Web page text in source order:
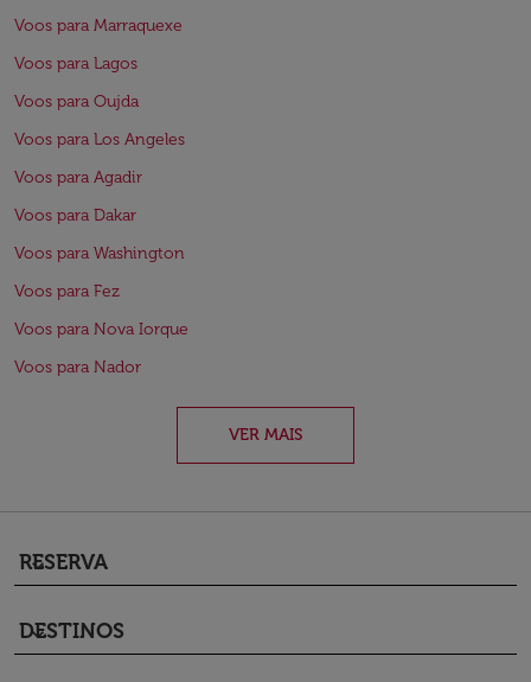
Voos para Marraquexe
Voos para Lagos
Voos para Oujda
Voos para Los Angeles
Voos para Agadir
Voos para Dakar
Voos para Washington
Voos para Fez
Voos para Nova Iorque
Voos para Nador
VER MAIS
RESERVA
keyboard_arrow_down
DESTINOS
keyboard_arrow_down